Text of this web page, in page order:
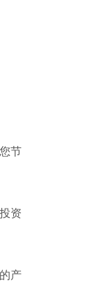
节
资
产